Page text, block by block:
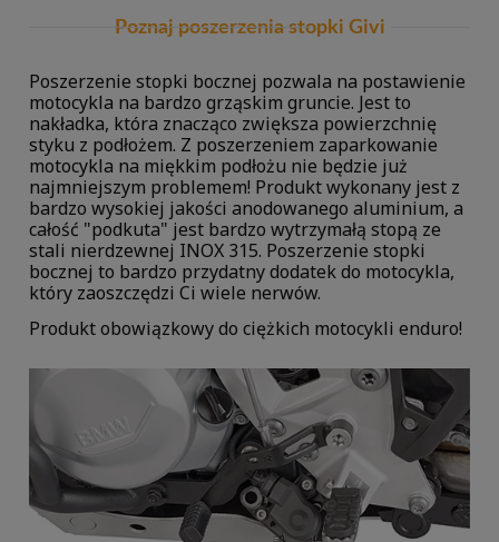
Poznaj poszerzenia stopki Givi
Poszerzenie stopki bocznej pozwala na postawienie
motocykla na bardzo grząskim gruncie. Jest to
nakładka, która znacząco zwiększa powierzchnię
styku z podłożem. Z poszerzeniem zaparkowanie
motocykla na miękkim podłożu nie będzie już
najmniejszym problemem! Produkt wykonany jest z
bardzo wysokiej jakości anodowanego aluminium, a
całość "podkuta" jest bardzo wytrzymałą stopą ze
stali nierdzewnej INOX 315. Poszerzenie stopki
bocznej to bardzo przydatny dodatek do motocykla,
który zaoszczędzi Ci wiele nerwów.
Produkt obowiązkowy do ciężkich motocykli enduro!